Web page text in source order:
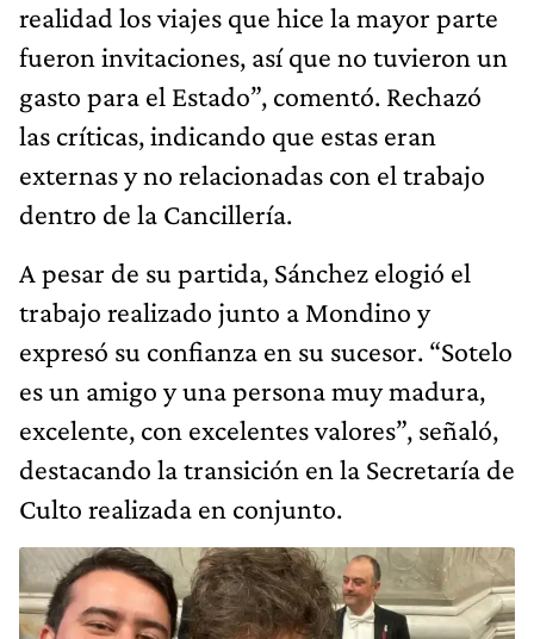
realidad los viajes que hice la mayor parte
fueron invitaciones, así que no tuvieron un
gasto para el Estado”, comentó. Rechazó
las críticas, indicando que estas eran
externas y no relacionadas con el trabajo
dentro de la Cancillería.
A pesar de su partida, Sánchez elogió el
trabajo realizado junto a Mondino y
expresó su confianza en su sucesor. “Sotelo
es un amigo y una persona muy madura,
excelente, con excelentes valores”, señaló,
destacando la transición en la Secretaría de
Culto realizada en conjunto.